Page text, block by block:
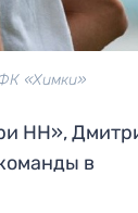
«Химки»
НН»,
в